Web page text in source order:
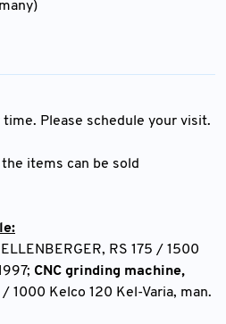
Please schedule your visit.
items can be sold
RS 175 / 1500
CNC grinding machine,
/ 1000 Kelco 120 Kel-Varia, man.